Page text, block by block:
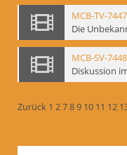
MCB-TV-7447
Die
MCB-SV-7448
Diskussion
Zurück 1 2789 10 11 12